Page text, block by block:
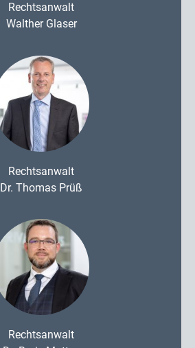
Rechtsanwalt
Walther Glaser
Rechtsanwalt
Dr. Thomas Prüß
Rechtsanwalt